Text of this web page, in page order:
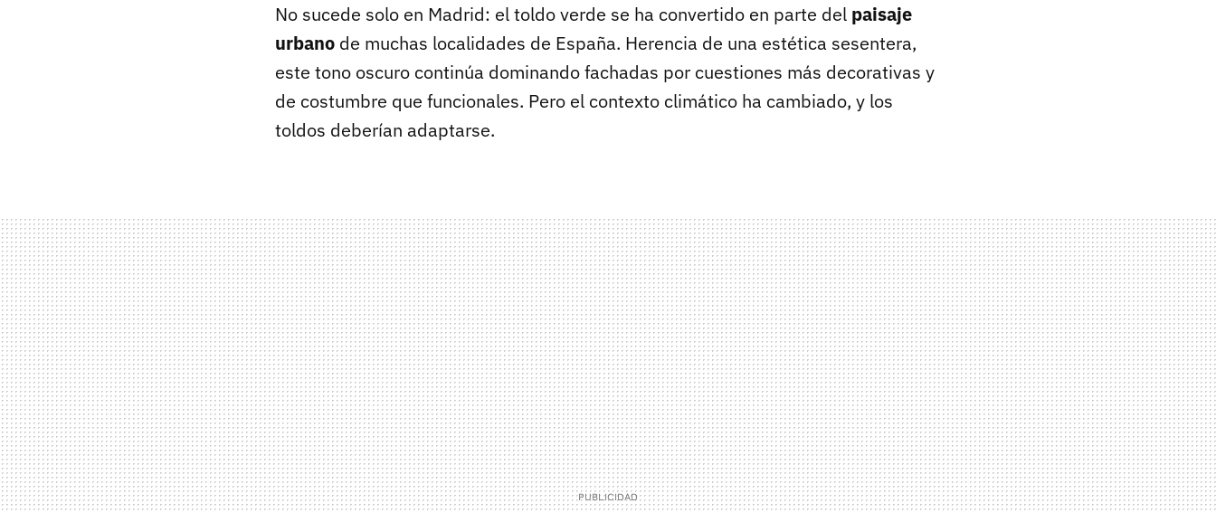
No sucede solo en Madrid: el toldo verde se ha convertido en parte del paisaje
urbano de muchas localidades de España. Herencia de una estética sesentera,
este tono oscuro continúa dominando fachadas por cuestiones más decorativas y
de costumbre que funcionales. Pero el contexto climático ha cambiado, y los
toldos deberían adaptarse.